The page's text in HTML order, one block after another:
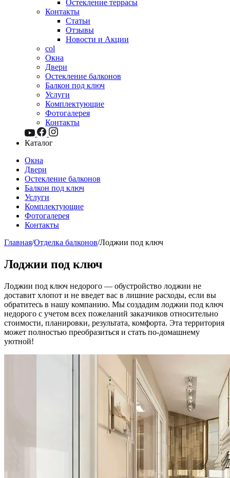
Остекление террасы
Контакты
Статьи
Отзывы
Новости и Акции
col
Окна
Двери
Остекление балконов
Балкон под ключ
Услуги
Комплектующие
Фотогалерея
Контакты
Каталог
Окна
Двери
Остекление балконов
Балкон под ключ
Услуги
Комплектующие
Фотогалерея
Контакты
Главная/Отделка балконов/Лоджии под ключ
Лоджии под ключ
Лоджии под ключ недорого — обустройство лоджии не
доставит хлопот и не введет вас в лишние расходы, если вы
обратитесь в нашу компанию. Мы создадим лоджии под ключ
недорого с учетом всех пожеланий заказчиков относительно
стоимости, планировки, результата, комфорта. Эта территория
может полностью преобразиться и стать по-домашнему
уютной!